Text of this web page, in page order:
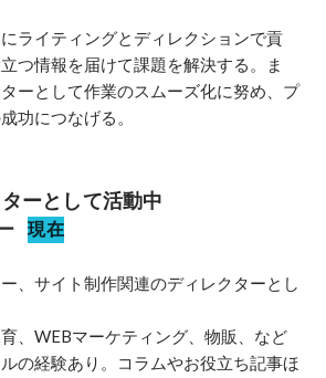
ライティングとディレクションで貢
つ情報を届けて課題を解決する。ま
ーとして作業のスムーズ化に努め、プ
功につなげる。
ーとして活動中
現在
、サイト制作関連のディレクターとし
、WEBマーケティング、物販、など
の経験あり。コラムやお役立ち記事ほ